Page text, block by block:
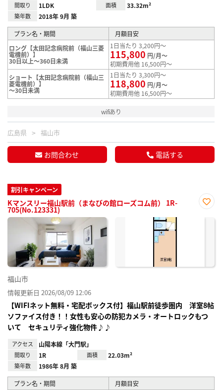
間取り 1LDK 面積 33.32m²
築年数 2018年 9月 築
プラン名・期間
月額目安
ロング【太田記念病院前（福山三菱
電機前）】
30日以上～360日未満
1日当たり 3,200円～
115,800 円/月～
初期費用他 16,500円～
ショート【太田記念病院前（福山三
菱電機前）】
～30日未満
1日当たり 3,300円～
118,800 円/月～
初期費用他 16,500円～
wifiあり
広島県 福山市
お問合わせ 電話する
割引キャンペーン
Kマンスリー福山駅前（まなびの館ローズコム前） 1R-
705(No.123331)
に入
福山市
情報更新日 2026/08/09 12:06
【WIFIネット無料・宅配ボックス付】福山駅前徒歩圏内 洋室8帖
ソファイス付き！！女性も安心の防犯カメラ・オートロックもつ
いて セキュリティ強化物件♪♪
アクセス 山陽本線「大門駅」
間取り 1R 面積 22.03m²
築年数 1986年 8月 築
プラン名・期間 月額目安